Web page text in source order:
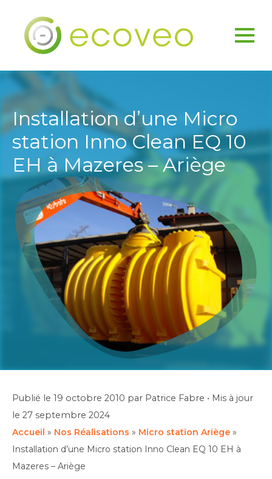
Installation d’une Micro
station Inno Clean EQ 10
EH à Mazeres – Ariège
Publié le 19 octobre 2010 par Patrice Fabre • Mis à jour
le 27 septembre 2024
Accueil » Nos Réalisations » Micro station Ariège »
Installation d’une Micro station Inno Clean EQ 10 EH à
Mazeres – Ariège